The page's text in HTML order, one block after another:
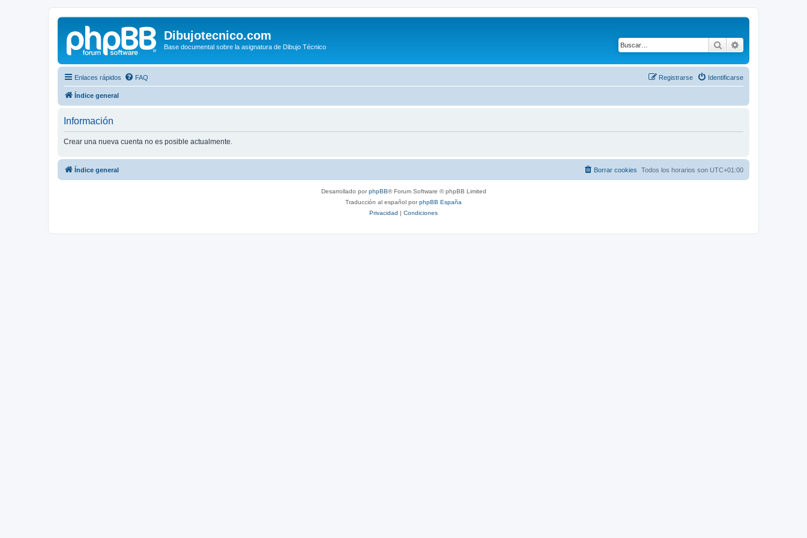
Dibujotecnico.com
Base documental sobre la asignatura de Dibujo Técnico Buscar
Enlaces rápidos FAQ Identificarse
Registrarse
Índice general
Información
Crear una nueva cuenta no es posible actualmente.
Índice general Todos los horarios son UTC+01:00
Borrar cookies
Desarrollado porphpBB® Forum Software © phpBB Limited
Traducción al español porphpBB España
Privacidad | Condiciones